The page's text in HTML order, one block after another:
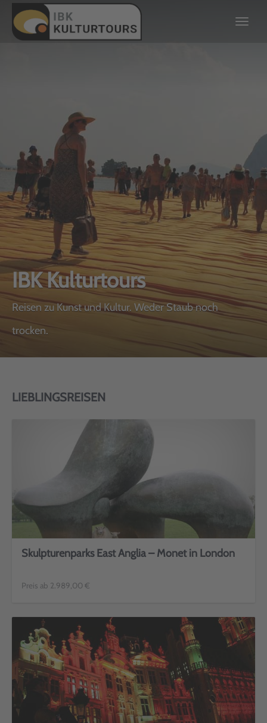
KULTURTOURS
IBK Kulturtours
Reisen zu Kunst und Kultur. Weder Staub noch
trocken.
LIEBLINGSREISEN
Skulpturenparks East Anglia – Monet in London
Preis ab 2.989,00 €